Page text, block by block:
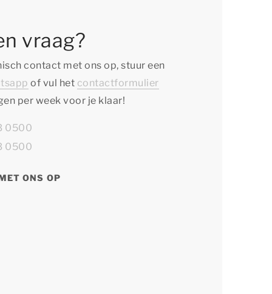
vraag?
contact met ons op, stuur een
of vul het contactformulier
per week voor je klaar!
0500
0500
ONS OP